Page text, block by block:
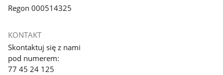
Regon 000514325
KONTAKT
Skontaktuj się z nami
pod numerem:
77 45 24 125